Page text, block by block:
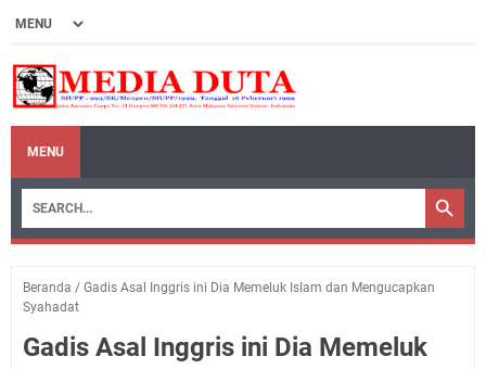
MENU
Beranda / Gadis Asal Inggris ini Dia Memeluk IsIam dan Mengucapkan
Syahadat
Gadis Asal Inggris ini Dia Memeluk